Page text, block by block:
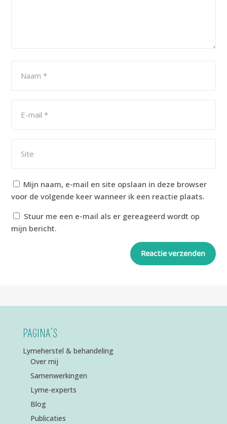
Mijn naam, e-mail en site opslaan in deze browser
voor de volgende keer wanneer ik een reactie plaats.
Stuur me een e-mail als er gereageerd wordt op
mijn bericht.
Reactie verzenden
PAGINA’S
Lymeherstel & behandeling
Over mij
Samenwerkingen
Lyme-experts
Blog
Publicaties